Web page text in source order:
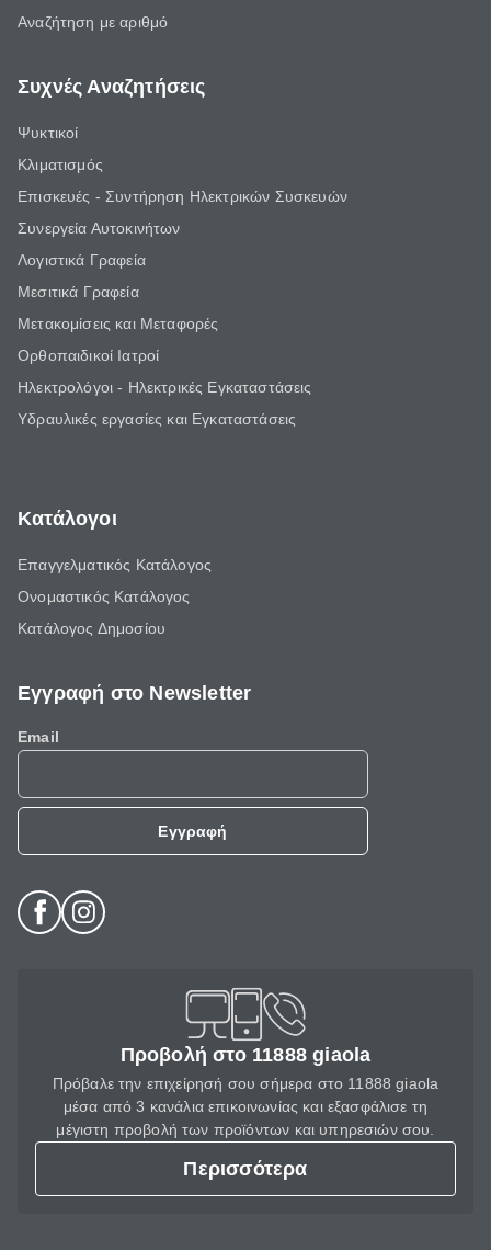
Αναζήτηση με αριθμό
Συχνές Αναζητήσεις
Ψυκτικοί
Κλιματισμός
Επισκευές - Συντήρηση Ηλεκτρικών Συσκευών
Συνεργεία Αυτοκινήτων
Λογιστικά Γραφεία
Μεσιτικά Γραφεία
Μετακομίσεις και Μεταφορές
Ορθοπαιδικοί Ιατροί
Ηλεκτρολόγοι - Ηλεκτρικές Εγκαταστάσεις
Υδραυλικές εργασίες και Εγκαταστάσεις
Κατάλογοι
Επαγγελματικός Κατάλογος
Ονομαστικός Κατάλογος
Κατάλογος Δημοσίου
Εγγραφή στο Newsletter
Email
Εγγραφή
Προβολή στο 11888 giaola
Πρόβαλε την επιχείρησή σου σήμερα στο 11888 giaola
μέσα από 3 κανάλια επικοινωνίας και εξασφάλισε τη
μέγιστη προβολή των προϊόντων και υπηρεσιών σου.
Περισσότερα